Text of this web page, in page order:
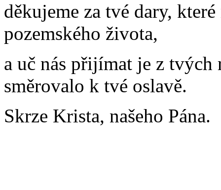
děkujeme za tvé dary,
pozemského života,
a uč nás přijímat je z tvých
směrovalo k tvé oslavě.
Skrze Krista, našeho